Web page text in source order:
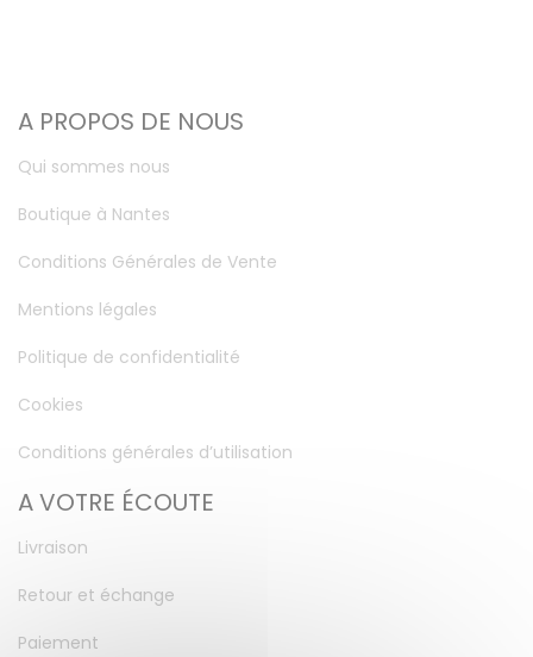
A PROPOS DE NOUS
Qui sommes nous
Boutique à Nantes
Conditions Générales de Vente
Mentions légales
Politique de confidentialité
Cookies
Conditions générales d’utilisation
A VOTRE ÉCOUTE
Livraison
Retour et échange
Paiement